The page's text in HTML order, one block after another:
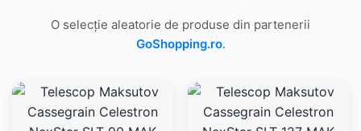
O selecție aleatorie de produse din partenerii
GoShopping.ro.